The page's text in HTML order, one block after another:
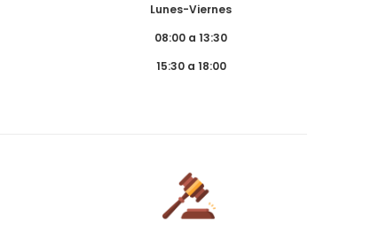
Lunes-Viernes
08:00 a 13:30
15:30 a 18:00